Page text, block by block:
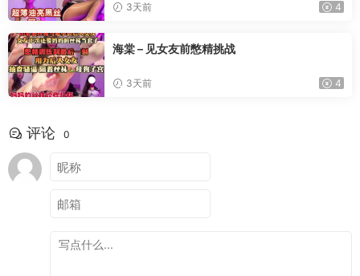
3天前 4
海棠 – 见女友前憋精挑战
3天前 4
评论 0